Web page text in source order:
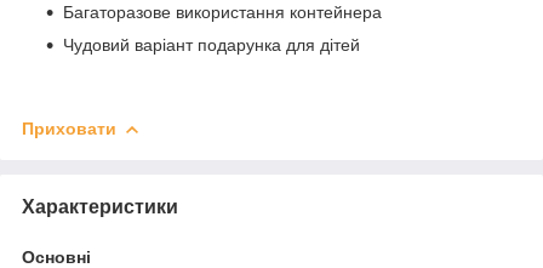
Багаторазове використання контейнера
Чудовий варіант подарунка для дітей
Приховати
Характеристики
Основні